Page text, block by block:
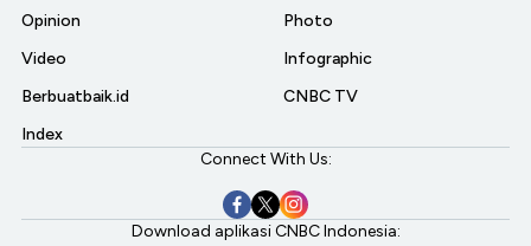
Opinion
Video
Berbuatbaik.id
Index
Photo
Infographic
CNBC TV
Connect With Us:
Download aplikasi CNBC Indonesia: